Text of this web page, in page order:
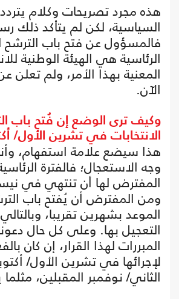
هذه مجرد تصريحات وكلام
السياسية، لكن لم يتأكد ذلك
فالمسؤول عن فتح باب الترشح
الرئاسية هي الهيئة الوطنية
المعنية بهذا الأمر، ولم
الآن.
وكيف ترى الوضع إن فُتح باب
الانتخابات في تشرين الأول/
هذا سيضع علامة استفهام،
وجه الاستعجال؛ فالفترة
المفترض لها أن تنتهي في
ومن المفترض أن يُفتح باب
الموعد بشهرين تقريبا،
التعجيل بها. وعلى كل حال
المبررات لهذا القرار، إن كان
لإجرائها في تشرين الأول/
الثاني/ نوفمبر المقبلين، مثلما